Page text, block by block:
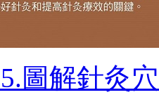
圖解針灸